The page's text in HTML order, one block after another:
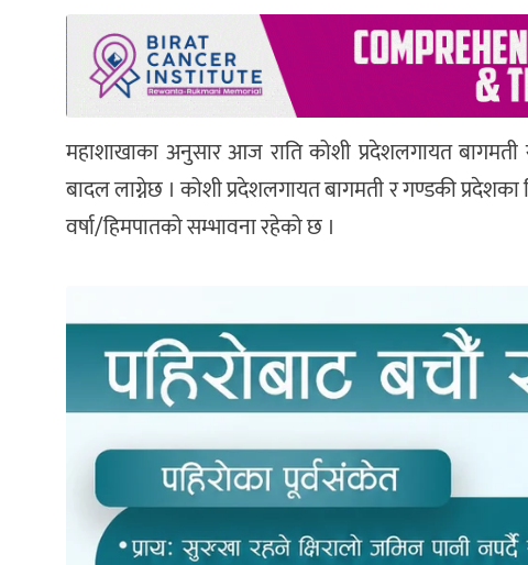
महाशाखाका अनुसार आज राति कोशी प्रदेशलगायत
बादल लाग्नेछ । कोशी प्रदेशलगायत बागमती र गण्डकी
वर्षा/हिमपातको सम्भावना रहेको छ ।